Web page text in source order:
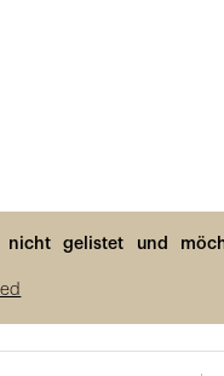
gelistet und